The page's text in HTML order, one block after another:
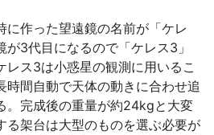
作った望遠鏡の名前が「ケレ
3代目になるので「ケレス3」
レス3は小惑星の観測に用いるこ
時間自動で天体の動きに合わせ追
。完成後の重量が約24kgと大変
る架台は大型のものを選ぶ必要が